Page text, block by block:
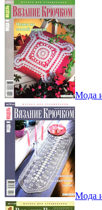
Мода
Мода